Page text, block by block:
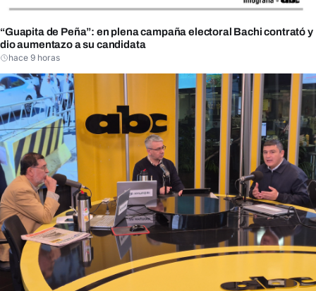
“Guapita de Peña”: en plena campaña electoral Bachi contrató y
dio aumentazo a su candidata
hace 9 horas